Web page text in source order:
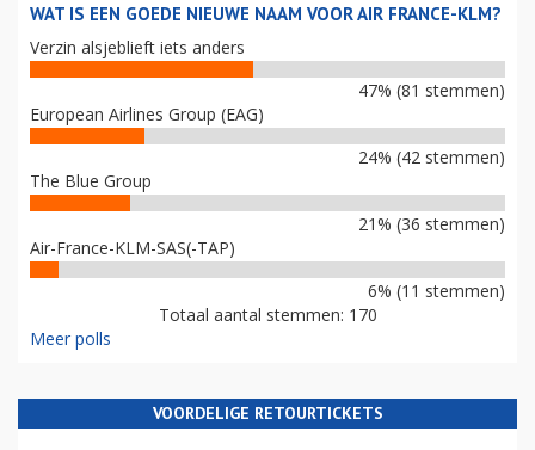
WAT IS EEN GOEDE NIEUWE NAAM VOOR AIR FRANCE-KLM?
Verzin alsjeblieft iets anders
47% (81 stemmen)
European Airlines Group (EAG)
24% (42 stemmen)
The Blue Group
21% (36 stemmen)
Air-France-KLM-SAS(-TAP)
6% (11 stemmen)
Totaal aantal stemmen: 170
Meer polls
VOORDELIGE RETOURTICKETS